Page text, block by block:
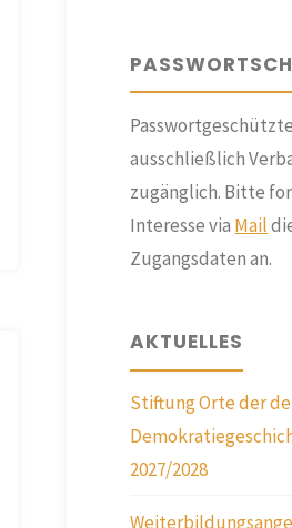
ausschließlich
zugänglich. Bitte
Interesse via Mail
Zugangsdaten an.
AKTUELLES
Stiftung Orte der
2027/2028